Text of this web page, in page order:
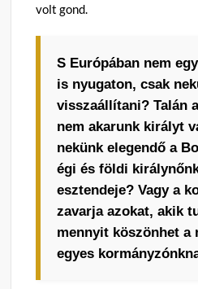
volt gond.
S Európában nem
is nyugaton, csak
visszaállítani? Talán
nem akarunk királyt
nekünk elegendő a
égi és földi
esztendeje? Vagy a
zavarja azokat, akik
mennyit köszönhet a
egyes